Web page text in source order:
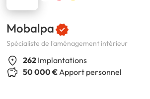
Mobalpa
Spécialiste de l'aménagement intérieur
262 Implantations
50 000 €Apport personnel